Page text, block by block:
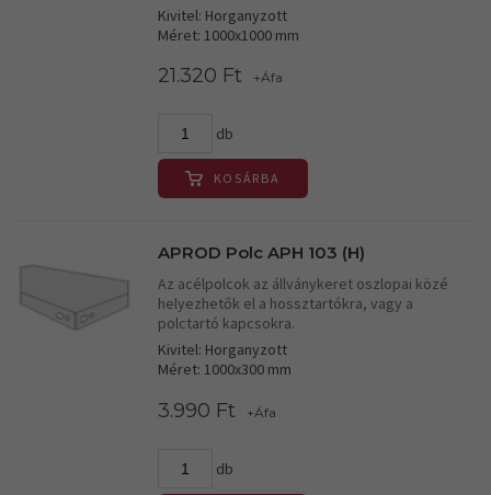
Kivitel: Horganyzott
Méret: 1000x1000 mm
21.320 Ft +Áfa
db
KOSÁRBA
APROD Polc APH 103 (H)
Az acélpolcok az állványkeret oszlopai közé
helyezhetők el a hossztartókra, vagy a
polctartó kapcsokra.
Kivitel: Horganyzott
Méret: 1000x300 mm
3.990 Ft +Áfa
db